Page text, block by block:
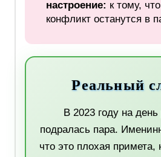
настроение: к тому,
конфликт останутся в
Реальный
В 2023 году на
подралась пара.
что это плохая примета,